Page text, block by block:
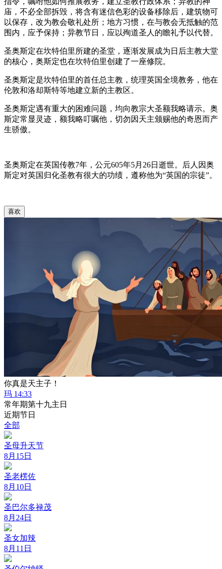
庙，不必全部拆毁，将含有迷信色彩的设备移除后，建筑物可
以保存，改为教会敬礼处所；地方习惯，在与教会无抵触的范
围内，应予保持；异教节日，应以殉道圣人的瞻礼予以代替。
圣奥斯定在坎特伯里所建的圣堂，逐渐发展成为日后主教大堂
的核心，奥斯定也在坎特伯里创建了一座修院。
圣奥斯定是坎特伯里的首任总主教，统理英国全境教务，他在
伦敦和洛却斯特等地建立新的主教区。
圣奥斯定遇有重大的困难问题，均向教宗大圣额我略请示。奥
斯定常显灵迹，额我略叮嘱他，切勿因天主颁赐他的奇恩而产
生骄傲。
圣奥斯定在英国传教7年，公元605年5月26日逝世。后人因奥
斯定对英国归化圣教有很大的功绩，遵称他为“英国的宗徒”。
喜欢
你真是天主子！
玛 14:33
常年期第十九主日
近期节日
全部
圣母升天节
8月15日
圣老楞佐
8月10日
圣巴尔多禄茂
8月24日
圣女加辣
8月11日